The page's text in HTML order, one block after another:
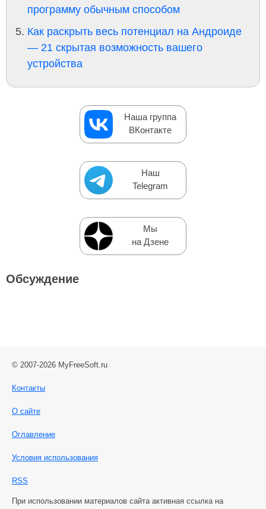
программу обычным способом
Как раскрыть весь потенциал на Андроиде
— 21 скрытая возможность вашего
устройства
Наша группа
ВКонтакте
Наш
Telegram
Мы
на Дзене
Обсуждение
© 2007-2026 MyFreeSoft.ru
Контакты
О сайте
Оглавление
Условия использования
RSS
При использовании материалов сайта активная ссылка на